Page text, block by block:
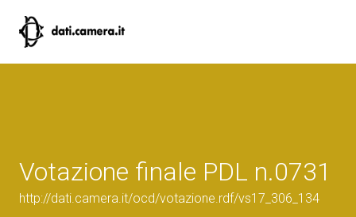
Votazione finale PDL n.0731
http://dati.camera.it/ocd/votazione.rdf/vs17_306_134